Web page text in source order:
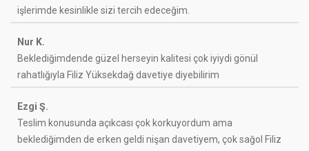
işlerimde kesinlikle sizi tercih edeceğim.
Nur K.
Beklediğimdende güzel herseyin kalitesi çok iyiydi gönül
rahatlığıyla Filiz Yüksekdağ davetiye diyebilirim
Ezgi Ş.
Teslim konusunda açıkcası çok korkuyordum ama
beklediğimden de erken geldi nişan davetiyem, çok sağol Filiz